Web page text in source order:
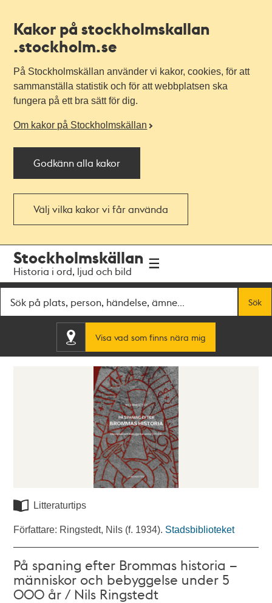
Kakor på stockholmskallan
.stockholm.se
På Stockholmskällan använder vi kakor, cookies, för att
sammanställa statistik och för att webbplatsen ska
fungera på ett bra sätt för dig.
Om kakor på Stockholmskällan
Godkänn alla kakor
Välj vilka kakor vi får använda
navigationen
huvudinnehållet
Stockholmskällan
Historia i ord, ljud och bild
Sök
Visa vad som finns nära mig
Litteraturtips
Författare: Ringstedt, Nils (f. 1934). Stadsbiblioteket
På spaning efter Brommas historia –
människor och bebyggelse under 5
000 år / Nils Ringstedt